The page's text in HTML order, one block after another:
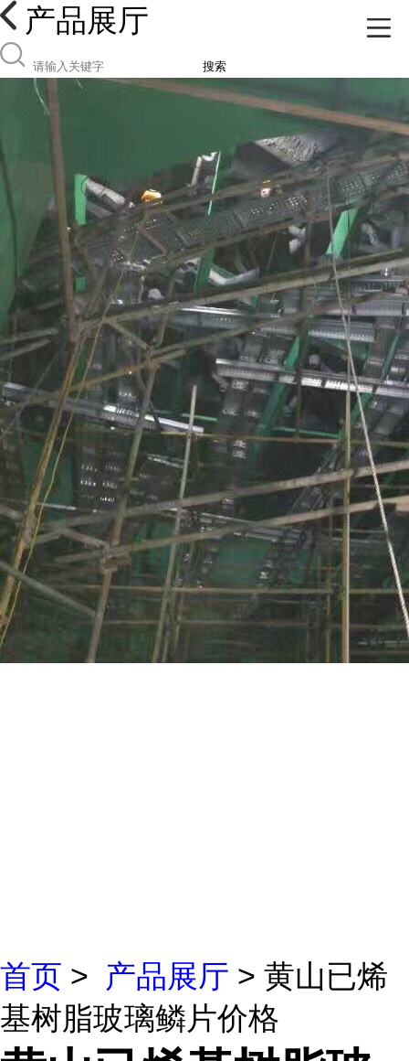
产品展厅
搜索
首页 > 产品展厅 > 黄山已烯
基树脂玻璃鳞片价格